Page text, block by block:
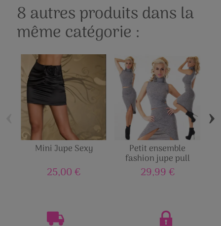
8 autres produits dans la
même catégorie :
Mini Jupe Sexy
25,00 €
Petit ensemble
fashion jupe pull
29,99 €
›